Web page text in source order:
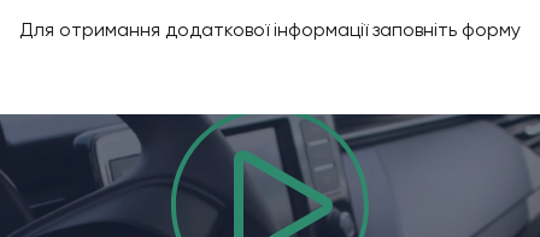
Для отримання додаткової інформації заповніть форму